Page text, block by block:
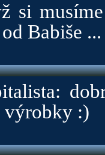
si
Babiše
:)